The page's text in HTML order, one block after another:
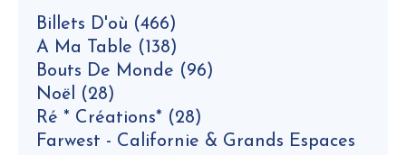
Billets D'où (466)
A Ma Table (138)
Bouts De Monde (96)
Noël (28)
Ré * Créations* (28)
Farwest - Californie & Grands Espaces